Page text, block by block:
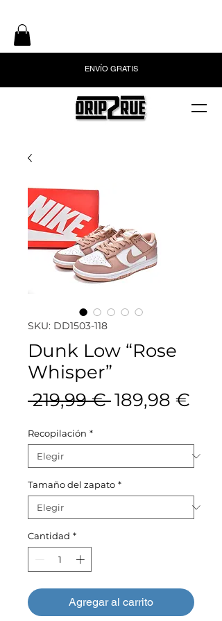
ENVÍO GRATIS
SKU: DD1503-118
Dunk Low “Rose
Whisper”
219,99 € Precio
189,98 €
Recopilación *
Tamaño del zapato *
Cantidad *
Agregar al carrito